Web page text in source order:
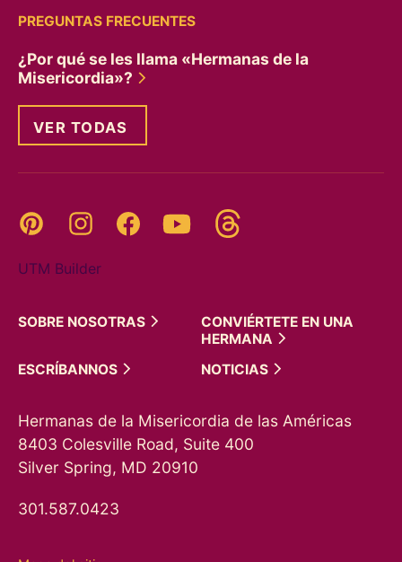
PREGUNTAS FRECUENTES
¿Por qué se les llama «Hermanas de la
Misericordia»?
VER TODAS
Pinterest InstagramFacebookYouTube
UTM Builder
SOBRE NOSOTRAS
CONVIÉRTETE EN UNA
HERMANA
ESCRÍBANNOS
NOTICIAS
Hermanas de la Misericordia de las Américas
8403 Colesville Road, Suite 400
Silver Spring, MD 20910
301.587.0423